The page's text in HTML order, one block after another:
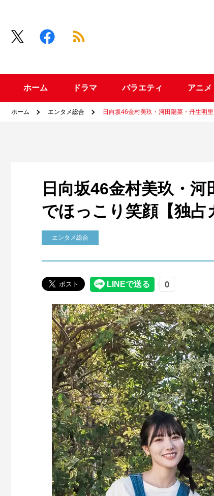
ホーム ドラマ バラエティ アニメ
ホーム エンタメ総合 日向坂46金村美玖・河田陽菜・丹生明
日向坂46金村美玖・
でほっこり笑顔【独占
エンタメ総合